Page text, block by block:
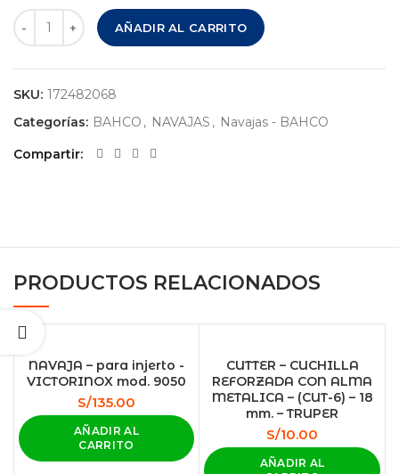
NAVAJA DE INJERTO - CON ESPATULA - P11 - BAHCO
AÑADIR AL CARRITO
SKU: 172482068
Categorías: BAHCO , NAVAJAS , Navajas - BAHCO
Compartir
PRODUCTOS RELACIONADOS
NAVAJA – para injerto -
VICTORINOX mod. 9050
S/135.00
AÑADIR AL
CARRITO
CUTTER – CUCHILLA
REFORZADA CON ALMA
METALICA – (CUT-6) – 18
mm. – TRUPER
S/10.00
AÑADIR AL